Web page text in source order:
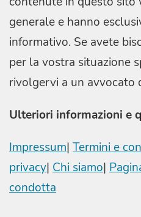
generale e hanno
informativo. Se avete
per la vostra situazione
rivolgervi a un avvocato
Ulteriori informazioni e
Impressum| Termini e
privacy| Chi siamo|
condotta